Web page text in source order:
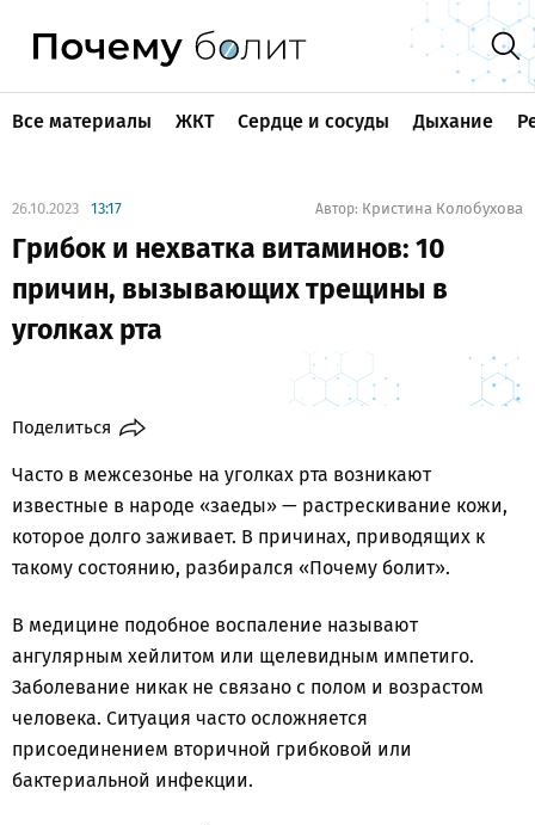
Все материалы ЖКТ Сердце и сосуды Дыхание
26.10.2023 13:17 Автор: Кристина Колобухова
Грибок и нехватка витаминов: 10
причин, вызывающих трещины в
уголках рта
Поделиться
Часто в межсезонье на уголках рта возникают
известные в народе «заеды» — растрескивание кожи,
которое долго заживает. В причинах, приводящих к
такому состоянию, разбирался «Почему болит».
В медицине подобное воспаление называют
ангулярным хейлитом или щелевидным импетиго.
Заболевание никак не связано с полом и возрастом
человека. Ситуация часто осложняется
присоединением вторичной грибковой или
бактериальной инфекции.